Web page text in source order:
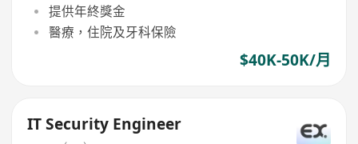
提供年終獎金
醫療，住院及牙科保險
$40K-50K/月
IT Security Engineer